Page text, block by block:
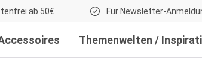
ab 50€ Für Newsletter-
Themenwelten /